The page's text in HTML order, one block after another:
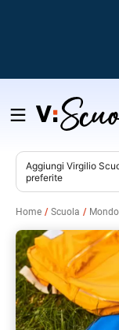
Salta
contenuto
Aggiungi Virgilio
preferite
Home Scuola